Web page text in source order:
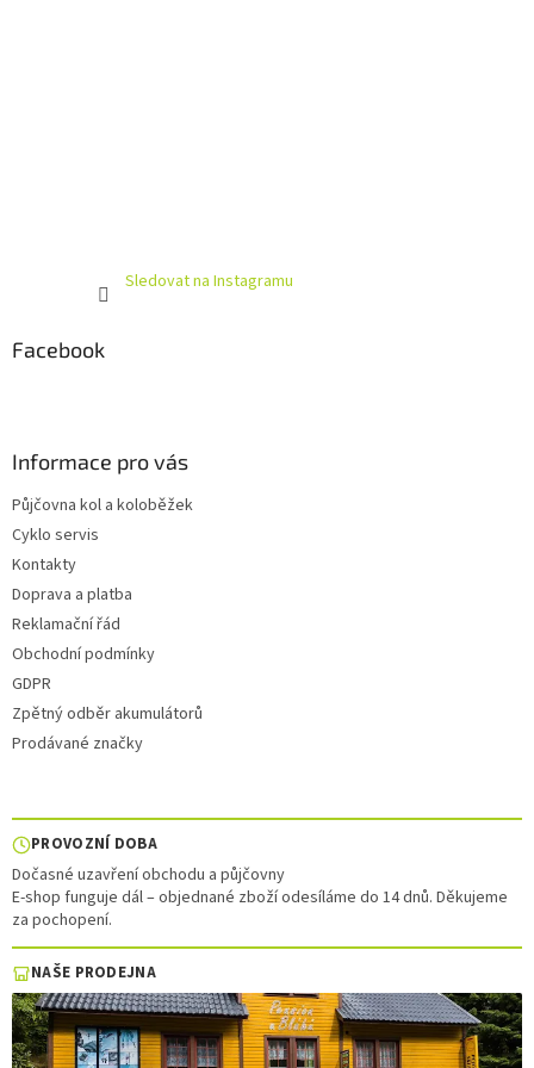
Sledovat na Instagramu
Facebook
Informace pro vás
Půjčovna kol a koloběžek
Cyklo servis
Kontakty
Doprava a platba
Reklamační řád
Obchodní podmínky
GDPR
Zpětný odběr akumulátorů
Prodávané značky
PROVOZNÍ DOBA
Dočasné uzavření obchodu a půjčovny
E-shop funguje dál – objednané zboží odesíláme do 14 dnů. Děkujeme
za pochopení.
NAŠE PRODEJNA